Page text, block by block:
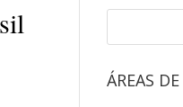
ÁREAS